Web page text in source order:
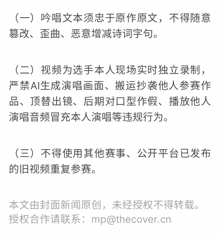
（一）吟唱文本须忠于原作原文，不得随意
篡改、歪曲、恶意增减诗词字句。
（二）视频为选手本人现场实时独立录制，
严禁AI生成演唱画面、搬运抄袭他人参赛作
品、顶替出镜、后期对口型作假、播放他人
演唱音频冒充本人演唱等违规行为。
（三）不得使用其他赛事、公开平台已发布
的旧视频重复参赛。
本文由封面新闻原创，未经授权不得转载。
授权合作请联系：mp@thecover.cn